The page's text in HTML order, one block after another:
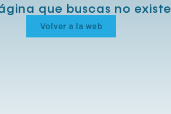
que buscas no existe
Volver a la web